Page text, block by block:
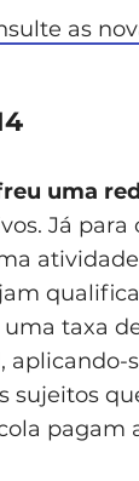
as
uma
Já
taxa
aplicando-
sujeitos
pagam